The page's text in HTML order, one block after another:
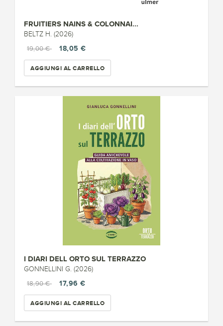
FRUITIERS NAINS & COLONNAI...
BELTZ H. (2026)
19,00 €
18,05 €
AGGIUNGI AL CARRELLO
I DIARI DELL ORTO SUL TERRAZZO
GONNELLINI G. (2026)
18,90 €
17,96 €
AGGIUNGI AL CARRELLO